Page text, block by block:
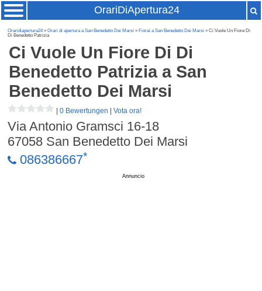
OrariDiApertura24
Oraridiapertura24»Orari di apertura a San Benedetto Dei Marsi » Fiorai a San Benedetto Dei Marsi » Ci Vuole Un Fiore Di
Di Benedetto Patrizia
Ci Vuole Un Fiore Di Di
Benedetto Patriziaa San
Benedetto Dei Marsi
|0 Bewertungen |Vota ora!
Via Antonio Gramsci 16-18
67058 San Benedetto Dei Marsi
086386667*
Annuncio